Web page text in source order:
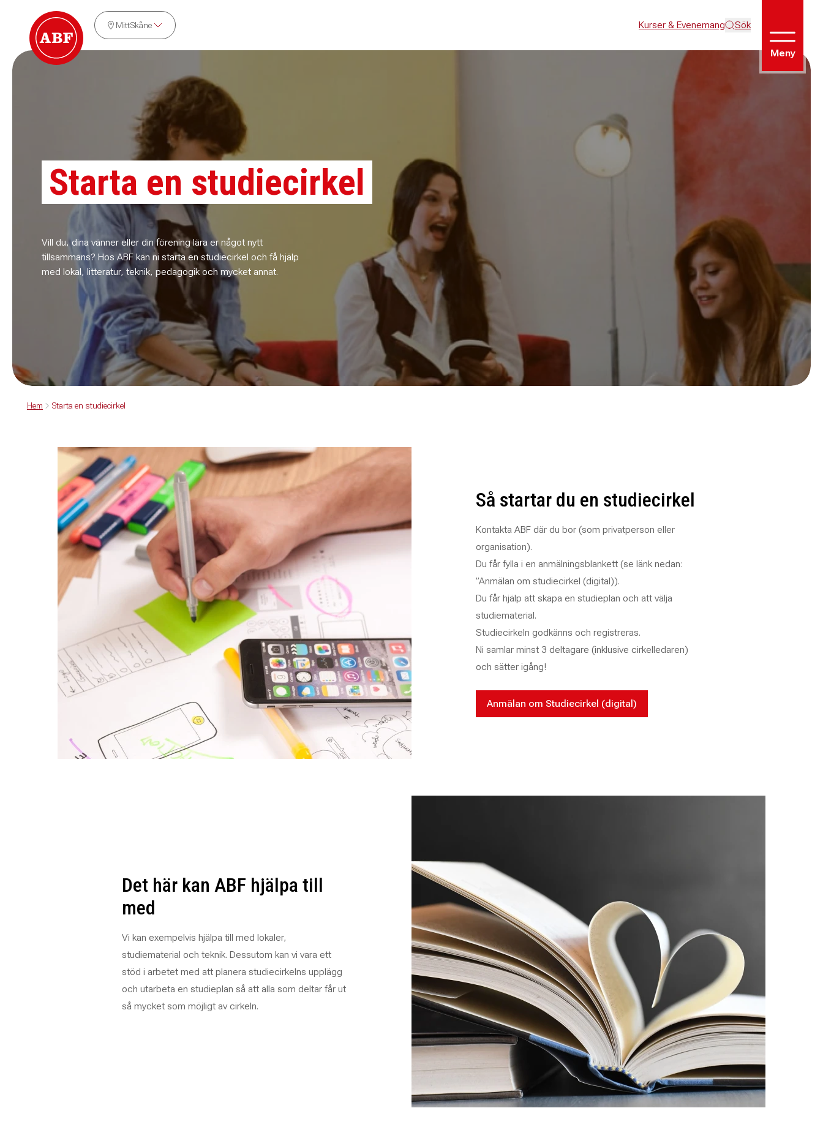
MittSkåne Kurser & Evenemang Sök
Meny
Starta en studiecirkel
Vill du, dina vänner eller din förening lära er något nytt
tillsammans? Hos ABF kan ni starta en studiecirkel och få hjälp
med lokal, litteratur, teknik, pedagogik och mycket annat.
Hem Starta en studiecirkel
Så startar du en studiecirkel
Kontakta ABF där du bor (som privatperson eller
organisation).
Du får fylla i en anmälningsblankett (se länk nedan:
”Anmälan om studiecirkel (digital)).
Du får hjälp att skapa en studieplan och att välja
studiematerial.
Studiecirkeln godkänns och registreras.
Ni samlar minst 3 deltagare (inklusive cirkelledaren)
och sätter igång!
Anmälan om Studiecirkel (digital)
Det här kan ABF hjälpa till
med
Vi kan exempelvis hjälpa till med lokaler,
studiematerial och teknik. Dessutom kan vi vara ett
stöd i arbetet med att planera studiecirkelns upplägg
och utarbeta en studieplan så att alla som deltar får ut
så mycket som möjligt av cirkeln.